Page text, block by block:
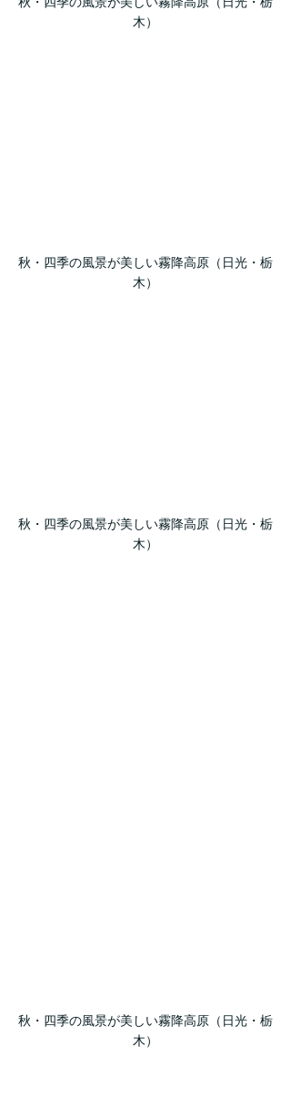
木）
秋・四季の風景が美しい霧降高原（日光・栃
木）
秋・四季の風景が美しい霧降高原（日光・栃
木）
秋・四季の風景が美しい霧降高原（日光・栃
木）